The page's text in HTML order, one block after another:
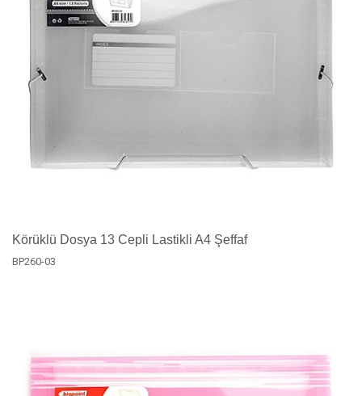
Körüklü Dosya 13 Cepli Lastikli A4 Şeffaf
BP260-03